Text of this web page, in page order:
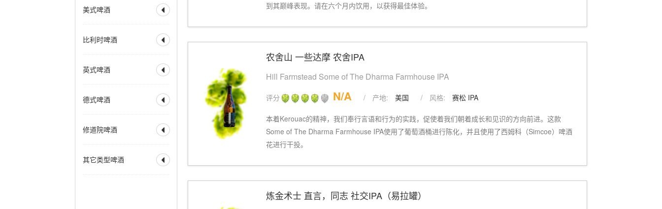
深色博克
维也纳拉格
比利时小麦啤酒
兰比克
古斯
法柔
法兰德斯红艾尔
美式啤酒 
美式淡色小麦艾尔
美式琥珀艾尔
美式烈性艾尔
比利时啤酒 
比利时金色艾尔
比利时深色艾尔
赛松
法式窖藏啤酒
英式啤酒 
英式特殊苦啤酒
英式棕色艾尔
英式大麦酒
德式啤酒 
德式皮尔森
德式窖藏啤酒
科隆啤酒
修道院啤酒 
修道院风格三料
其它类型啤酒 
到其巅峰表现。请在六个月内饮用，以获得最佳体验。
农舍山 一些达摩 农舍IPA
Hill Farmstead Some of The Dharma Farmhouse IPA
评分 N/A / 产地: 美国 / 风格: 赛松 IPA
本着Kerouac的精神，我们奉行言语和行为的实践，促使着我们朝着成长和见识的方向前进。这款
Some of The Dharma Farmhouse IPA使用了葡萄酒桶进行陈化，并且使用了西姆科（Simcoe）啤酒
花进行干投。
炼金术士 直言，同志 社交IPA（易拉罐）